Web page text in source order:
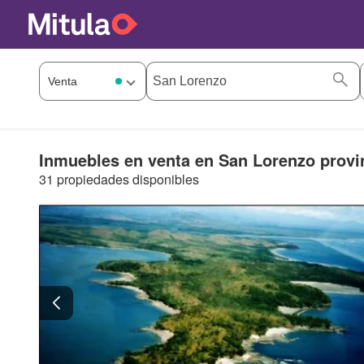
Inmuebles en venta en San Lorenzo
31 propiedades disponibles